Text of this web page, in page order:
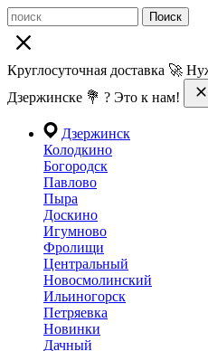
Поиск
Круглосуточная доставка 🚀
Дзержинске 💐 ? Это к нам!
Дзержинск
Колодкино
Богородск
Павлово
Пыра
Доскино
Игумново
Фролищи
Центральный
Новосмолинский
Ильиногорск
Петряевка
Новинки
Дачный